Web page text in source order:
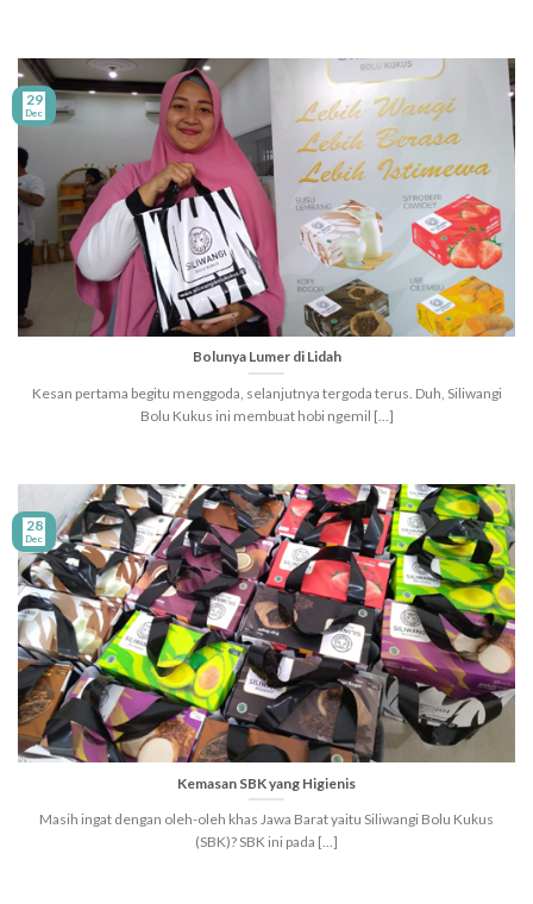
Bolunya Lumer di Lidah
Kesan pertama begitu menggoda, selanjutnya tergoda terus. Duh, Siliwangi
Bolu Kukus ini membuat hobi ngemil [...]
29
Dec
Kemasan SBK yang Higienis
Masih ingat dengan oleh-oleh khas Jawa Barat yaitu Siliwangi Bolu Kukus
(SBK)? SBK ini pada [...]
28
Dec